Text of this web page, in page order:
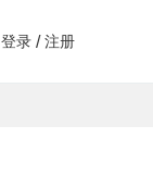
登录 / 注册